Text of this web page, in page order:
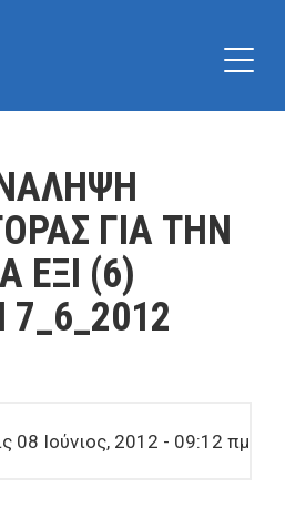
ΓΙΑ ΤΗΝ
ΕΞΙ (6)
08 Ιούνιος, 2012 - 09:12 πμ